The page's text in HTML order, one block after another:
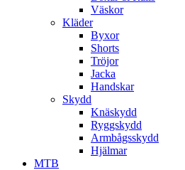
Väskor
Kläder
Byxor
Shorts
Tröjor
Jacka
Handskar
Skydd
Knäskydd
Ryggskydd
Armbågsskydd
Hjälmar
MTB